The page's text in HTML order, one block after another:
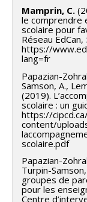
Mamprin, C.
le
scolaire pour
Réseau
https://
lang=fr
Papazian-
Samson, A.,
(2019).
scolaire : un
https://
content/
scolaire.pdf
Papazian-
Turpin-
groupes de
pour les
Centre